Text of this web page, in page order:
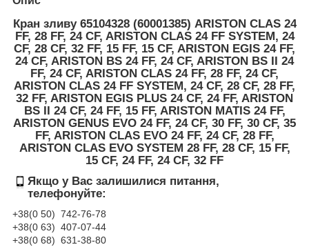
Кран зливу 65104328 (60001385) ARISTON CLAS 24
FF, 28 FF, 24 CF, ARISTON CLAS 24 FF SYSTEM, 24
CF, 28 CF, 32 FF, 15 FF, 15 CF, ARISTON EGIS 24 FF,
24 CF, ARISTON BS 24 FF, 24 CF, ARISTON BS II 24
FF, 24 CF, ARISTON CLAS 24 FF, 28 FF, 24 CF,
ARISTON CLAS 24 FF SYSTEM, 24 CF, 28 CF, 28 FF,
32 FF, ARISTON EGIS PLUS 24 CF, 24 FF, ARISTON
BS II 24 CF, 24 FF, 15 FF, ARISTON MATIS 24 FF,
ARISTON GENUS EVO 24 FF, 24 CF, 30 FF, 30 CF, 35
FF, ARISTON CLAS EVO 24 FF, 24 CF, 28 FF,
ARISTON CLAS EVO SYSTEM 28 FF, 28 CF, 15 FF,
15 CF, 24 FF, 24 CF, 32 FF
Якщо у Вас залишилися питання,
телефонуйте:
+38(0 50) 742-76-78
+38(0 63) 407-07-44
+38(0 68) 631-38-80